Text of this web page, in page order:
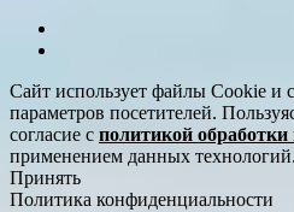
Сайт использует файлы Cookie и
параметров посетителей.
согласие с политикой
применением данных технологий.
Принять
Политика конфиденциальности